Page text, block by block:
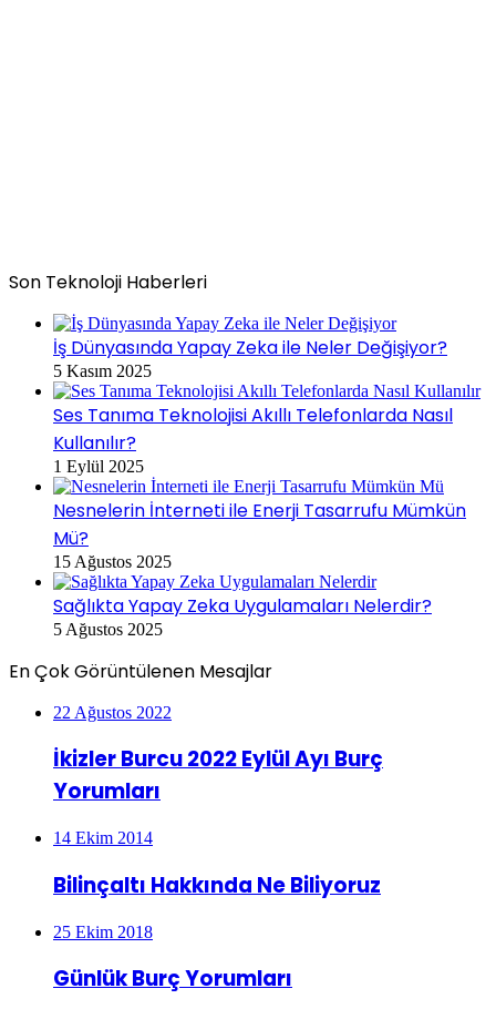
Son Teknoloji Haberleri
İş Dünyasında Yapay Zeka ile Neler Değişiyor?
5 Kasım 2025
Ses Tanıma Teknolojisi Akıllı Telefonlarda Nasıl
Kullanılır?
1 Eylül 2025
Nesnelerin İnterneti ile Enerji Tasarrufu Mümkün
Mü?
15 Ağustos 2025
Sağlıkta Yapay Zeka Uygulamaları Nelerdir?
5 Ağustos 2025
En Çok Görüntülenen Mesajlar
22 Ağustos 2022
İkizler Burcu 2022 Eylül Ayı Burç
Yorumları
14 Ekim 2014
Bilinçaltı Hakkında Ne Biliyoruz
25 Ekim 2018
Günlük Burç Yorumları